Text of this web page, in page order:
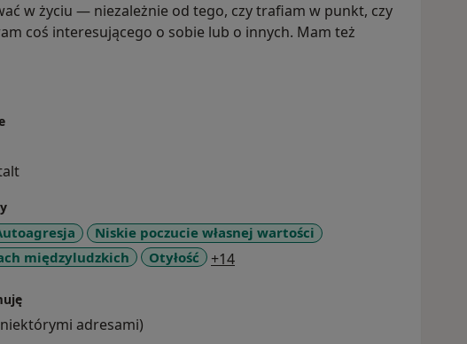
w życiu — niezależnie od tego, czy trafiam w punkt, czy
coś interesującego o sobie lub o innych. Mam też
Niskie poczucie własnej wartości
międzyludzkich
Otyłość +14a11y_sr_more_diseases
adresami)